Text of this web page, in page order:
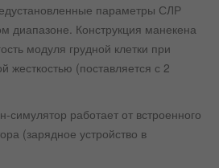
параметры СЛР
диапазоне. Конструкция манекена
модуля грудной клетки при
жесткостью (поставляется с 2
симулятор работает от встроенного
(зарядное устройство в